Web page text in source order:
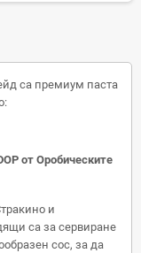
са премиум паста
от Оробическите
и
са за сервиране
сос, за да